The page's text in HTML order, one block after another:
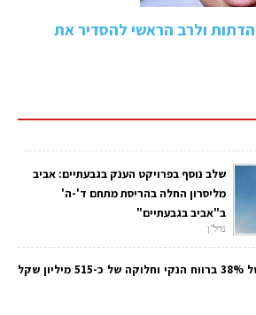
הדתות ולרב הראשי להסדיר את
שלב נוסף בפרויקט הענק בגבעתיים: אביב
מליסרון החלה בהריסת מתחם ד'-ה'
ב"אביב בגבעתיים"
נדל"ן
בזק ברבעון השני: זינוק של 38% ברווח הנקי וחלוקה של כ-515 מיליון שקל